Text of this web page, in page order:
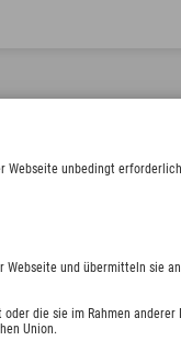
Webseite unbedingt
und übermitteln sie
die sie im Rahmen anderer
Union.